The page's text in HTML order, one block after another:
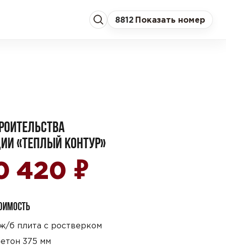
8812 Показать номер
«ТЕПЛЫЙ КОНТУР»
420 ₽
б плита с ростверком
375 мм